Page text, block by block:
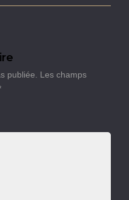
publiée.
Les champs